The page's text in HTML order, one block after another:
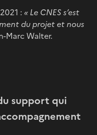
: « Le CNES s’est
du projet et nous
Marc Walter.
support qui